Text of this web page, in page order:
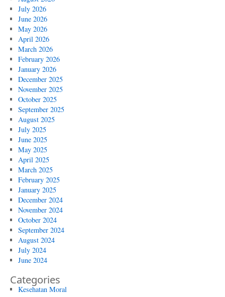
July 2026
June 2026
May 2026
April 2026
March 2026
February 2026
January 2026
December 2025
November 2025
October 2025
September 2025
August 2025
July 2025
June 2025
May 2025
April 2025
March 2025
February 2025
January 2025
December 2024
November 2024
October 2024
September 2024
August 2024
July 2024
June 2024
Categories
Kesehatan Moral